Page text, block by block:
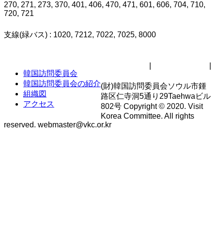
270, 271, 273, 370, 401, 406, 470, 471, 601, 606, 704, 710,
720, 721
支線(緑バス) : 1020, 7212, 7022, 7025, 8000
韓国訪問委員会
韓国訪問委員会の紹介
組織図
アクセス
(財)韓国訪問委員会ソウル市鍾
路区仁寺洞5通り29Taehwaビル
802号 Copyright © 2020. Visit
Korea Committee. All rights
reserved. webmaster@vkc.or.kr